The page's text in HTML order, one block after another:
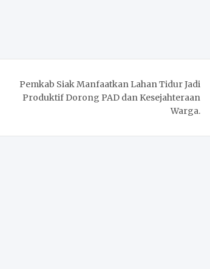
Pemkab Siak Manfaatkan Lahan Tidur Jadi
Produktif Dorong PAD dan Kesejahteraan
Warga.